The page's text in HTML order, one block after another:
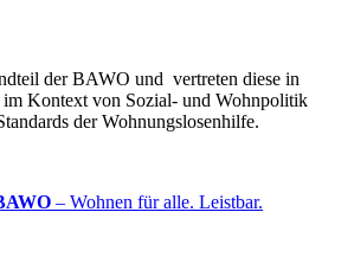
der BAWO und vertreten diese in
im Kontext von Sozial- und Wohnpolitik
der Wohnungslosenhilfe.
– Wohnen für alle. Leistbar.